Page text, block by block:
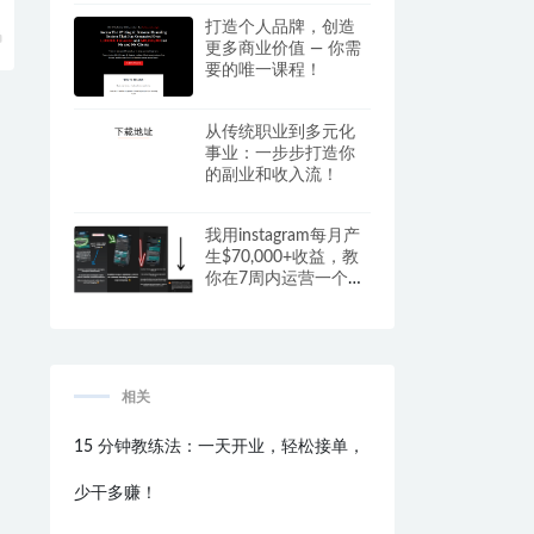
打造个人品牌，创造
更多商业价值 — 你需
要的唯一课程！
从传统职业到多元化
事业：一步步打造你
的副业和收入流！
我用instagram每月产
生$70,000+收益，教
你在7周内运营一个有
相关
15 分钟教练法：一天开业，轻松接单，
少干多赚！